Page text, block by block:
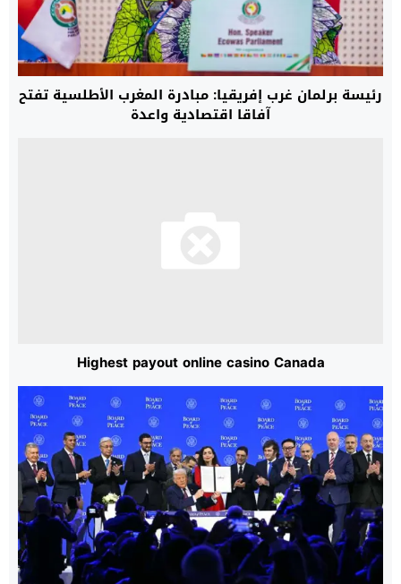
رئيسة برلمان غرب إفريقيا: مبادرة المغرب الأطلسية تفتح
آفاقا اقتصادية واعدة
Highest payout online casino Canada